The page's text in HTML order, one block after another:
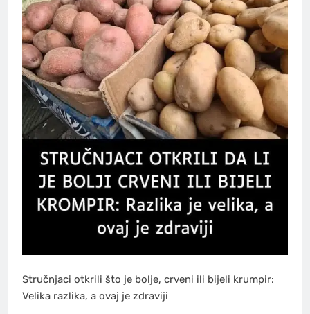
Stručnjaci otkrili što je bolje, crveni ili bijeli krumpir:
Velika razlika, a ovaj je zdraviji